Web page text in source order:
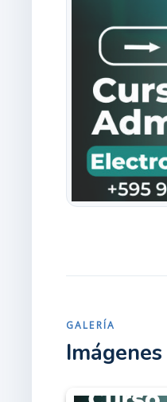
GALERÍA